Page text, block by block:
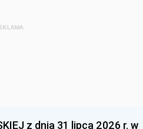
z dnia 31 lipca 2026 r. w